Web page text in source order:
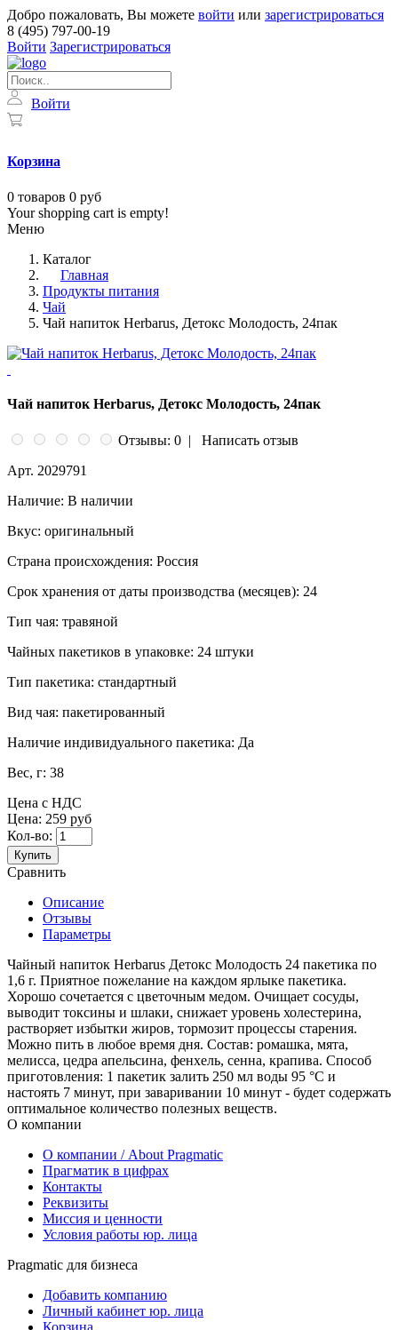
Добро пожаловать, Вы можете войти или зарегистрироваться
8 (495) 797-00-19
Войти Зарегистрироваться
Войти
Корзина
0 товаров 0 руб
Your shopping cart is empty!
Меню
Каталог
Главная
Продукты питания
Чай
Чай напиток Herbarus, Детокс Молодость, 24пак
Чай напиток Herbarus, Детокс Молодость, 24пак
Отзывы: 0 |
Написать отзыв
Арт. 2029791
Наличие: В наличии
Вкус: оригинальный
Страна происхождения: Россия
Срок хранения от даты производства (месяцев): 24
Тип чая: травяной
Чайных пакетиков в упаковке: 24 штуки
Тип пакетика: стандартный
Вид чая: пакетированный
Наличие индивидуального пакетика: Да
Вес, г: 38
Цена с НДС
Цена: 259 руб
Кол-во:
Купить
Сравнить
Описание
Отзывы
Параметры
Чайный напиток Herbarus Детокс Молодость 24 пакетика по
1,6 г. Приятное пожелание на каждом ярлыке пакетика.
Хорошо сочетается с цветочным медом. Очищает сосуды,
выводит токсины и шлаки, снижает уровень холестерина,
растворяет избытки жиров, тормозит процессы старения.
Можно пить в любое время дня. Состав: ромашка, мята,
мелисса, цедра апельсина, фенхель, сенна, крапива. Способ
приготовления: 1 пакетик залить 250 мл воды 95 °C и
настоять 7 минут, при заваривании 10 минут - будет содержать
оптимальное количество полезных веществ.
О компании
О компании / About Pragmatic
Прагматик в цифрах
Контакты
Реквизиты
Миссия и ценности
Условия работы юр. лица
Pragmatic для бизнеса
Добавить компанию
Личный кабинет юр. лица
Корзина